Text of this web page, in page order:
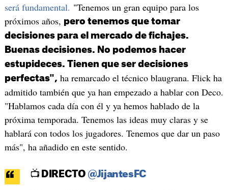
será fundamental. "Tenemos un gran equipo para los
próximos años, pero tenemos que tomar
decisiones para el mercado de fichajes.
Buenas decisiones. No podemos hacer
estupideces. Tienen que ser decisiones
perfectas", ha remarcado el técnico blaugrana. Flick ha
admitido también que ya han empezado a hablar con Deco.
"Hablamos cada día con él y ya hemos hablado de la
próxima temporada. Tenemos las ideas muy claras y se
hablará con todos los jugadores. Tenemos que dar un paso
más", ha añadido en este sentido.
📺 DIRECTO @JijantesFC